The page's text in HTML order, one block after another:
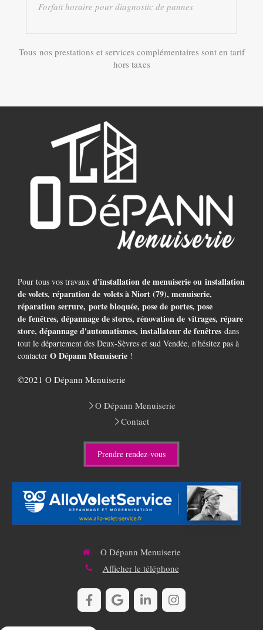
Forfait horaire pour diagnostic de pannes
Tous nos prestations et services complémentaires sont en tarif
hors taxes
Pour tous vos travaux d'installation de menuiserie ou installation
de volets, réparation de volets à Niort (79), menuiserie,
réparation serrure, porte bloquée, pose de portes, pose
de fenêtres, dépannage de stores, rénovation de vitrages, répare
store, dépannage d'automatismes, installateur de fenêtres dans
tout le département des Deux-Sèvres et sud Vendée, n'hésitez pas à
contacter O Dépann Menuiserie !
©2021 O Dépann Menuiserie
O Dépann Menuiserie
Contact
Prendre rendez-vous
O Dépann Menuiserie
Afficher le téléphone